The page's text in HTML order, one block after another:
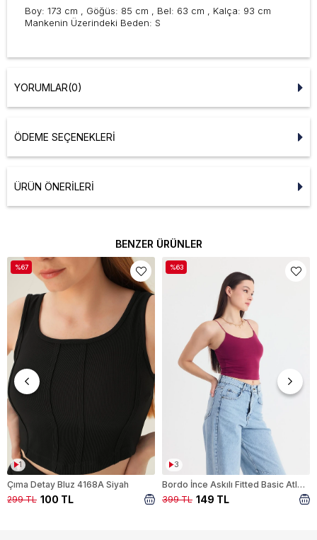
Boy: 173 cm , Göğüs: 85 cm , Bel: 63 cm , Kalça: 93 cm
Mankenin Üzerindeki Beden: S
YORUMLAR(0)
ÖDEME SEÇENEKLERI
ÜRÜN ÖNERILERI
BENZER ÜRÜNLER
1
Çıma Detay Bluz 4168A Siyah
100 TL
299 TL
%67
3
Bordo İnce Askılı Fitted Basic Atlet 947
149 TL
399 TL
%63